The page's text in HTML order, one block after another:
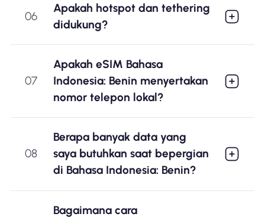
06
Apakah hotspot dan tethering
didukung?
07
Apakah eSIM Bahasa
Indonesia: Benin menyertakan
nomor telepon lokal?
08
Berapa banyak data yang
saya butuhkan saat bepergian
di Bahasa Indonesia: Benin?
Bagaimana cara